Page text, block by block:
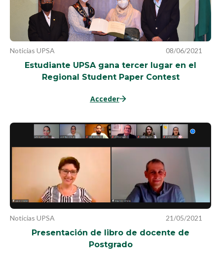
Noticias UPSA 08/06/2021
Estudiante UPSA gana tercer lugar en el
Regional Student Paper Contest
Acceder
Noticias UPSA 21/05/2021
Presentación de libro de docente de
Postgrado